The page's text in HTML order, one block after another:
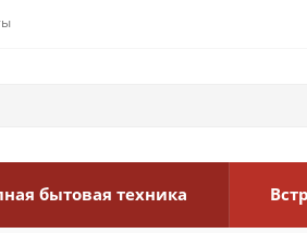
бытовая техника